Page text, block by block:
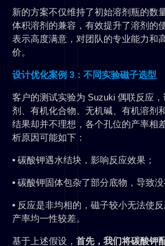
新的方案不仅维持了初始溶剂瓶的数
体积溶剂的兼容，有效提升了溶剂的
表示高度满意，对团队的专业能力和
价。
设计优化案例 3：不同实验磁子选型
客户的测试实验为 Suzuki 偶联反应
剂、有机化合物、无机碱、有机溶剂
结果却并不理想，各个孔位的产率相
析原因可能如下：
• 碳酸钾遇水结块，影响反应效果；
• 碳酸钾固体包杂了部分底物，导致没
• 反应是非均相的，磁子较小无法使
产率均一性较差。
基于上述假设， 首先，我们将碳酸钾